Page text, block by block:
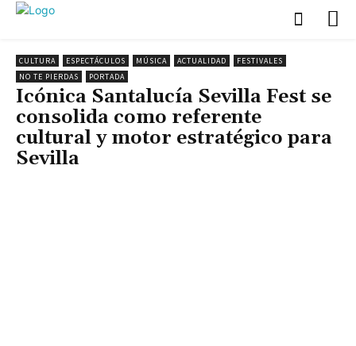
CULTURA ESPECTÁCULOS MÚSICA ACTUALIDAD
FESTIVALES
NO TE PIERDAS
PORTADA
Icónica Santalucía Sevilla Fest se
consolida como referente
cultural y motor estratégico para
Sevilla